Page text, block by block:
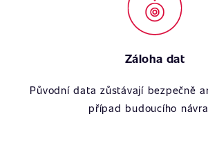
Záloha dat
Původní data zůstávají bezpečně
případ budoucího